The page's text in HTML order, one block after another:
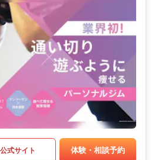
公式サイト 体験・相談予約